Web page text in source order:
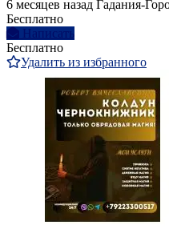
6 месяцев назад Гадания-
Бесплатно
Написать
Бесплатно
Удалить из избранного